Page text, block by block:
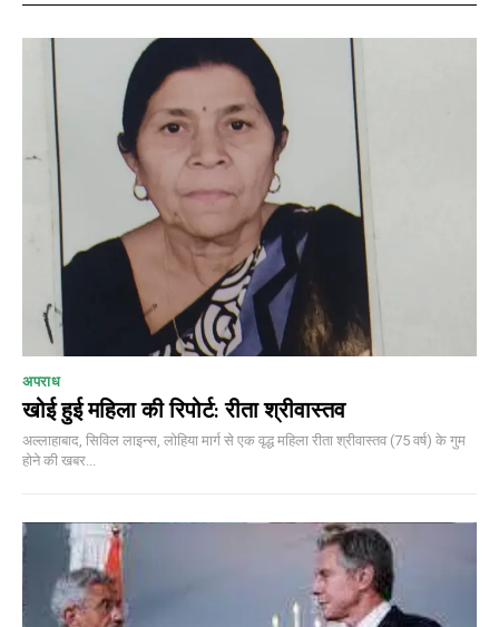
Etiam est nibh, lobortis sit
Praesent euismod ac
Ut mollis pellentesque tortor
Nullam eu erat condimentum
Donec quis est ac felis
Orci varius natoque dolor
Member full access
Etiam est nibh, lobortis sit
Praesent euismod ac
अपराध
खोई हुई महिला की रिपोर्ट: रीता श्रीवास्तव
अल्लाहाबाद, सिविल लाइन्स, लोहिया मार्ग से एक वृद्ध महिला रीता श्रीवास्तव (75 वर्ष) के गुम
होने की खबर...